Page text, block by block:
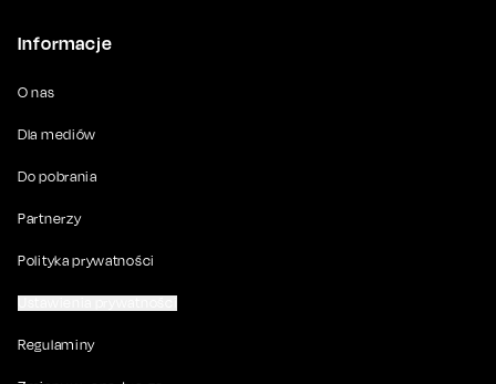
Informacje
O nas
Dla mediów
Do pobrania
Partnerzy
Polityka prywatności
Regulaminy